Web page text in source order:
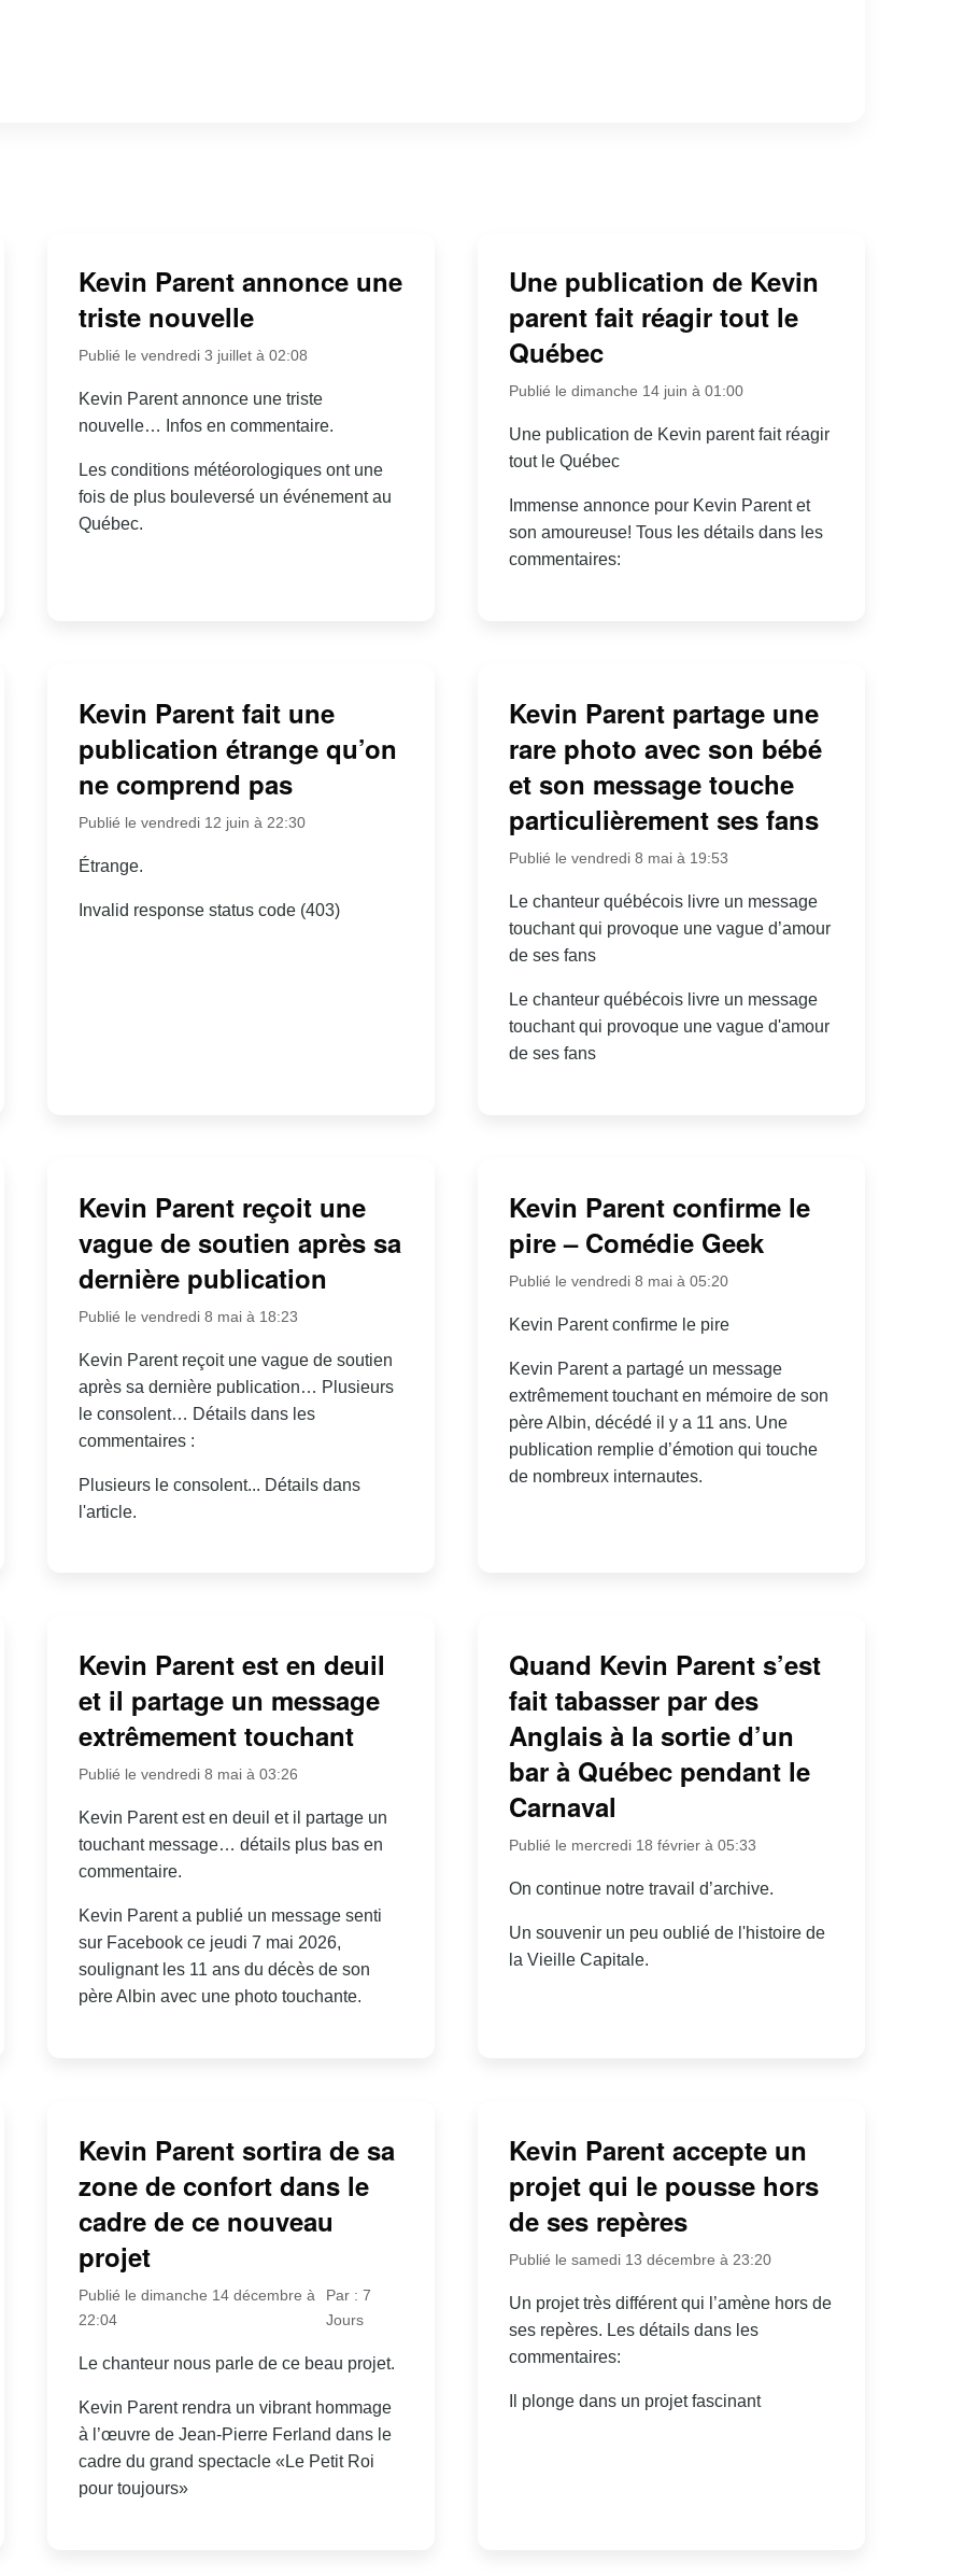
Kevin Parent annonce une
triste nouvelle
Publié le vendredi 3 juillet à 02:08
Kevin Parent annonce une triste
nouvelle… Infos en commentaire.
Les conditions météorologiques ont une
fois de plus bouleversé un événement au
Québec.
Une publication de Kevin
parent fait réagir tout le
Québec
Publié le dimanche 14 juin à 01:00
Une publication de Kevin parent fait réagir
tout le Québec
Immense annonce pour Kevin Parent et
son amoureuse! Tous les détails dans les
commentaires:
Kevin Parent fait une
publication étrange qu’on
ne comprend pas
Publié le vendredi 12 juin à 22:30
Étrange.
Invalid response status code (403)
Kevin Parent partage une
rare photo avec son bébé
et son message touche
particulièrement ses fans
Publié le vendredi 8 mai à 19:53
Le chanteur québécois livre un message
touchant qui provoque une vague d’amour
de ses fans
Le chanteur québécois livre un message
touchant qui provoque une vague d'amour
de ses fans
Kevin Parent reçoit une
vague de soutien après sa
dernière publication
Publié le vendredi 8 mai à 18:23
Kevin Parent reçoit une vague de soutien
après sa dernière publication… Plusieurs
le consolent… Détails dans les
commentaires :
Plusieurs le consolent... Détails dans
l'article.
Kevin Parent confirme le
pire – Comédie Geek
Publié le vendredi 8 mai à 05:20
Kevin Parent confirme le pire
Kevin Parent a partagé un message
extrêmement touchant en mémoire de son
père Albin, décédé il y a 11 ans. Une
publication remplie d’émotion qui touche
de nombreux internautes.
Kevin Parent est en deuil
et il partage un message
extrêmement touchant
Publié le vendredi 8 mai à 03:26
Kevin Parent est en deuil et il partage un
touchant message… détails plus bas en
commentaire.
Kevin Parent a publié un message senti
sur Facebook ce jeudi 7 mai 2026,
soulignant les 11 ans du décès de son
père Albin avec une photo touchante.
Quand Kevin Parent s’est
fait tabasser par des
Anglais à la sortie d’un
bar à Québec pendant le
Carnaval
Publié le mercredi 18 février à 05:33
On continue notre travail d’archive.
Un souvenir un peu oublié de l'histoire de
la Vieille Capitale.
Kevin Parent sortira de sa
zone de confort dans le
cadre de ce nouveau
projet
Publié le dimanche 14 décembre à
22:04
Par : 7
Jours
Le chanteur nous parle de ce beau projet.
Kevin Parent rendra un vibrant hommage
à l’œuvre de Jean-Pierre Ferland dans le
cadre du grand spectacle «Le Petit Roi
pour toujours»
Kevin Parent accepte un
projet qui le pousse hors
de ses repères
Publié le samedi 13 décembre à 23:20
Un projet très différent qui l’amène hors de
ses repères. Les détails dans les
commentaires:
Il plonge dans un projet fascinant